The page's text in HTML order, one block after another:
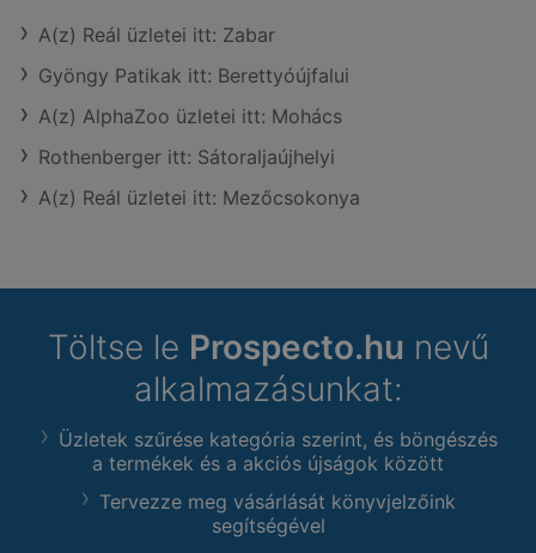
A(z) Reál üzletei itt: Zabar
Gyöngy Patikak itt: Berettyóújfalui
A(z) AlphaZoo üzletei itt: Mohács
Rothenberger itt: Sátoraljaújhelyi
A(z) Reál üzletei itt: Mezőcsokonya
Töltse le Prospecto.hu nevű
alkalmazásunkat:
Üzletek szűrése kategória szerint, és böngészés
a termékek és a akciós újságok között
Tervezze meg vásárlását könyvjelzőink
segítségével